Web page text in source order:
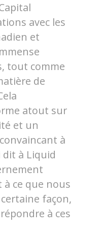
avec les
et
tout comme
de
atout sur
et un
à
dit à Liquid
à ce que nous
façon,
à ces